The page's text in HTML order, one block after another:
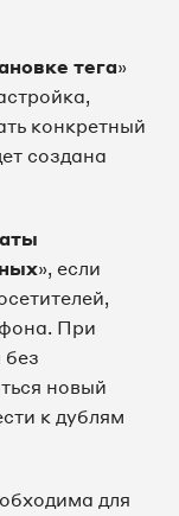
тега»
конкретный
создана
», если
При
новый
к дублям
для